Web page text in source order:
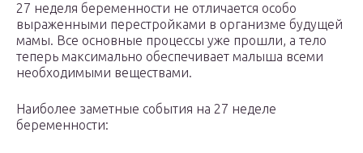
27 неделя беременности не отличается особо
выраженными перестройками в организме будущей
мамы. Все основные процессы уже прошли, а тело
теперь максимально обеспечивает малыша всеми
необходимыми веществами.
Наиболее заметные события на 27 неделе
беременности: